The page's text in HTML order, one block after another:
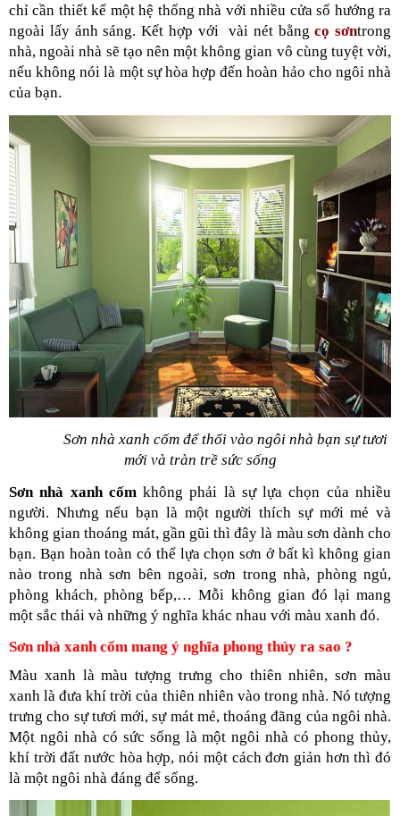
chỉ cần thiết kế một hệ thống nhà với nhiều cửa sổ hướng ra
ngoài lấy ánh sáng. Kết hợp với  vài nét bằng cọ sơntrong
nhà, ngoài nhà sẽ tạo nên một không gian vô cùng tuyệt vời,
nếu không nói là một sự hòa hợp đến hoàn hảo cho ngôi nhà
của bạn.
Sơn nhà xanh cốm để thổi vào ngôi nhà bạn sự tươi
mới và tràn trề sức sống
Sơn nhà xanh cốm không phải là sự lựa chọn của nhiều
người. Nhưng nếu bạn là một người thích sự mới mẻ và
không gian thoáng mát, gần gũi thì đây là màu sơn dành cho
bạn. Bạn hoàn toàn có thể lựa chọn sơn ở bất kì không gian
nào trong nhà sơn bên ngoài, sơn trong nhà, phòng ngủ,
phòng khách, phòng bếp,… Mỗi không gian đó lại mang
một sắc thái và những ý nghĩa khác nhau với màu xanh đó.
Sơn nhà xanh cốm mang ý nghĩa phong thủy ra sao ?
Màu xanh là màu tượng trưng cho thiên nhiên, sơn màu
xanh là đưa khí trời của thiên nhiên vào trong nhà. Nó tượng
trưng cho sự tươi mới, sự mát mẻ, thoáng đãng của ngôi nhà.
Một ngôi nhà có sức sống là một ngôi nhà có phong thủy,
khí trời đất nước hòa hợp, nói một cách đơn giản hơn thì đó
là một ngôi nhà đáng để sống.